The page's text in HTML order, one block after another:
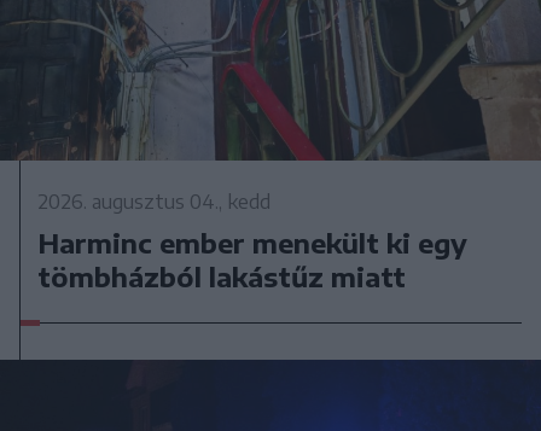
2026. augusztus 04., kedd
Harminc ember menekült ki egy
tömbházból lakástűz miatt